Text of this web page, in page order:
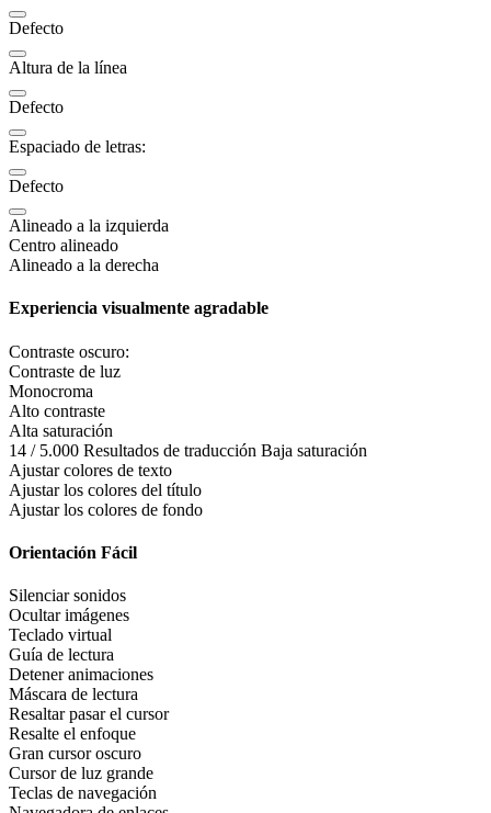
Defecto
Altura de la línea
Defecto
Espaciado de letras:
Defecto
Alineado a la izquierda
Centro alineado
Alineado a la derecha
Experiencia visualmente agradable
Contraste oscuro:
Contraste de luz
Monocroma
Alto contraste
Alta saturación
14 / 5.000 Resultados de traducción Baja saturación
Ajustar colores de texto
Ajustar los colores del título
Ajustar los colores de fondo
Orientación Fácil
Silenciar sonidos
Ocultar imágenes
Teclado virtual
Guía de lectura
Detener animaciones
Máscara de lectura
Resaltar pasar el cursor
Resalte el enfoque
Gran cursor oscuro
Cursor de luz grande
Teclas de navegación